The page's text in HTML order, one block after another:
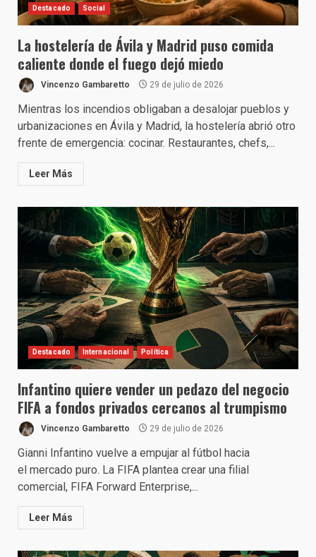
Destacado Social
La hostelería de Ávila y Madrid puso comida
caliente donde el fuego dejó miedo
Vincenzo Gambaretto 29 de julio de 2026
Mientras los incendios obligaban a desalojar pueblos y
urbanizaciones en Ávila y Madrid, la hostelería abrió otro
frente de emergencia: cocinar. Restaurantes, chefs,...
Leer Más
Destacado Internacional Política
Infantino quiere vender un pedazo del negocio
FIFA a fondos privados cercanos al trumpismo
Vincenzo Gambaretto 29 de julio de 2026
Gianni Infantino vuelve a empujar al fútbol hacia
el mercado puro. La FIFA plantea crear una filial
comercial, FIFA Forward Enterprise,...
Leer Más